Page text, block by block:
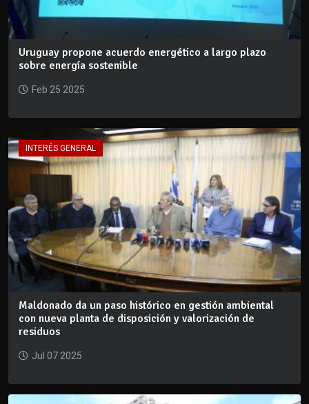
Uruguay propone acuerdo energético a largo plazo
sobre energía sostenible
Feb 25 2025
INTERÉS GENERAL
Maldonado da un paso histórico en gestión ambiental
con nueva planta de disposición y valorización de
residuos
Jul 07 2025